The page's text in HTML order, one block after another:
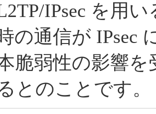
IPsec を用
の通信が IPsec
脆弱性の影響
とのことです。